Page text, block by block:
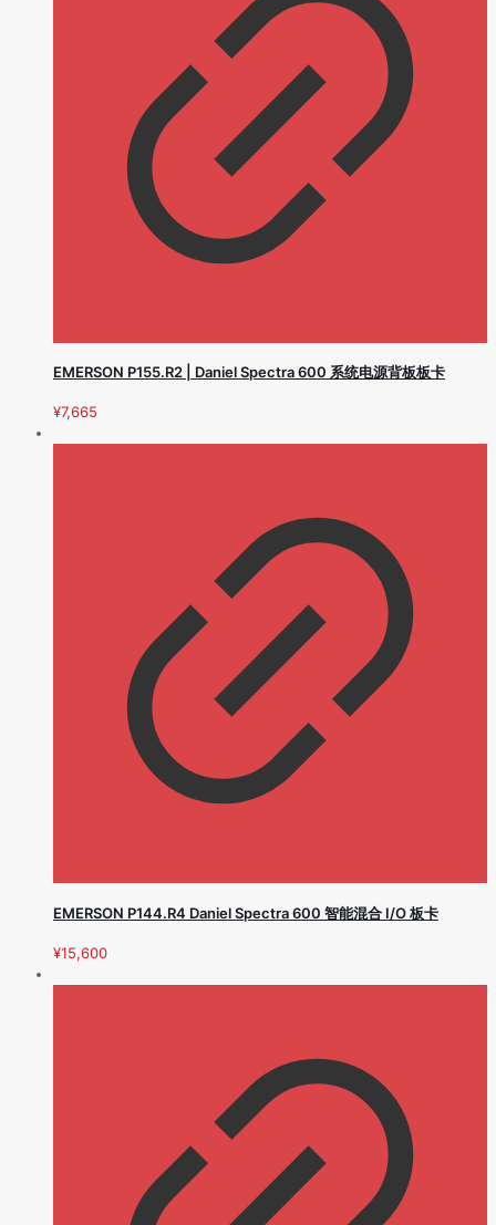
EMERSON P155.R2 | Daniel Spectra 600 系统电源背板板卡
¥7,665
EMERSON P144.R4 Daniel Spectra 600 智能混合 I/O 板卡
¥15,600